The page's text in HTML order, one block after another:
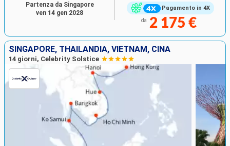
Pagamento in 4X
da 2 175 €
Partenza da Singapore
ven 14 gen 2028
SINGAPORE, THAILANDIA, VIETNAM, CINA
14 giorni, Celebrity Solstice